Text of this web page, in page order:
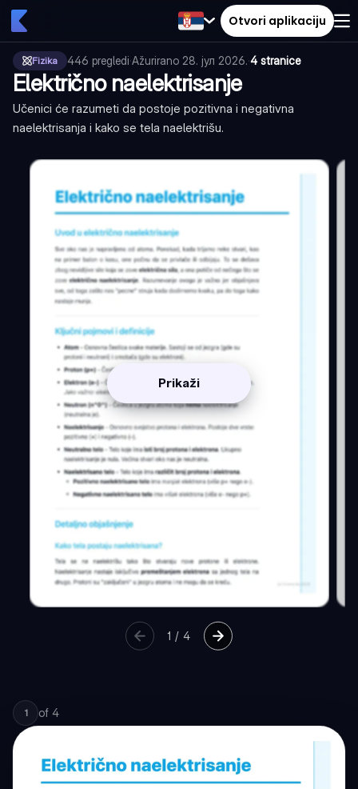
Otvori aplikaciju
Fizika 446 pregledi·Ažurirano 28. јул 2026.·4 stranice
Električno naelektrisanje
Učenici će razumeti da postoje pozitivna i negativna
naelektrisanja i kako se tela naelektrišu.
Prikaži
1 /4
1 of 4